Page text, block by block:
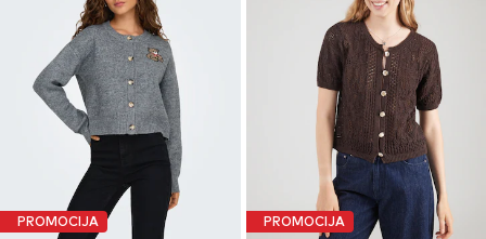
PROMOCIJA PROMOCIJA